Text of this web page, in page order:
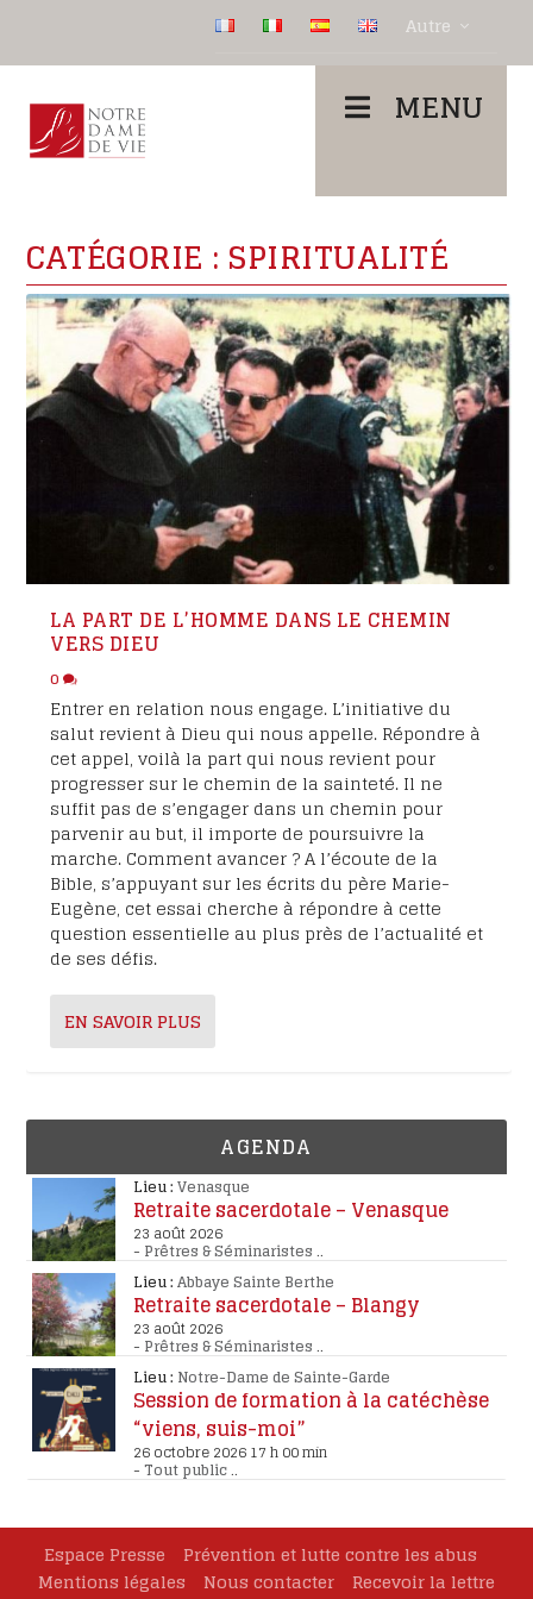
Autre
MENU
CATÉGORIE : SPIRITUALITÉ
LA PART DE L’HOMME DANS LE CHEMIN
VERS DIEU
0
Entrer en relation nous engage. L’initiative du
salut revient à Dieu qui nous appelle. Répondre à
cet appel, voilà la part qui nous revient pour
progresser sur le chemin de la sainteté. Il ne
suffit pas de s’engager dans un chemin pour
parvenir au but, il importe de poursuivre la
marche. Comment avancer ? A l’écoute de la
Bible, s’appuyant sur les écrits du père Marie-
Eugène, cet essai cherche à répondre à cette
question essentielle au plus près de l’actualité et
de ses défis.
EN SAVOIR PLUS
AGENDA
Lieu : Venasque
Retraite sacerdotale – Venasque
23 août 2026
- Prêtres & Séminaristes..
Lieu : Abbaye Sainte Berthe
Retraite sacerdotale – Blangy
23 août 2026
- Prêtres & Séminaristes..
Lieu : Notre-Dame de Sainte-Garde
Session de formation à la catéchèse
“viens, suis-moi”
26 octobre 2026 17 h 00 min
-Tout public..
Espace Presse
Prévention et lutte contre les abus
Mentions légales
Nous contacter Recevoir la lettre